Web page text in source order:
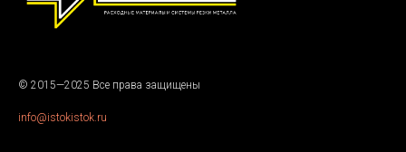
© 2015—2025 Все права защищены
info@istokistok.ru